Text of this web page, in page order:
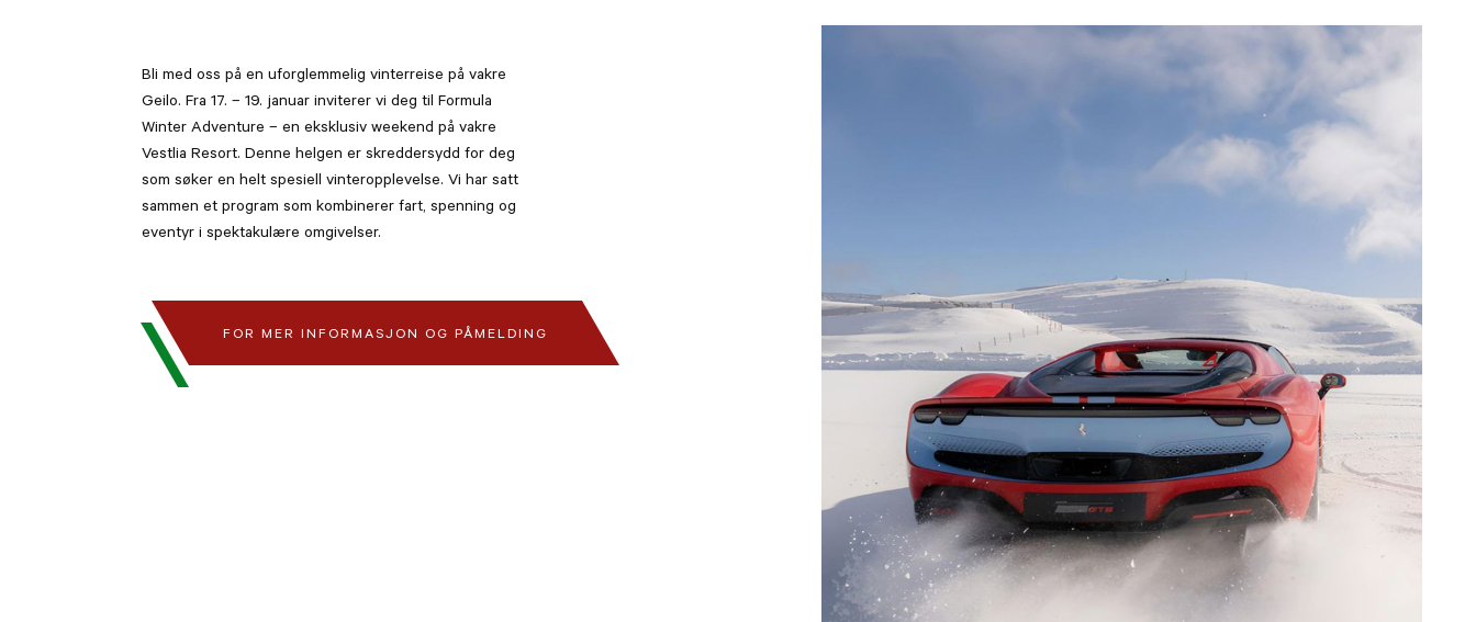
Bli med oss på en uforglemmelig vinterreise på vakre
Geilo. Fra 17. – 19. januar inviterer vi deg til Formula
Winter Adventure – en eksklusiv weekend på vakre
Vestlia Resort. Denne helgen er skreddersydd for deg
som søker en helt spesiell vinteropplevelse. Vi har satt
sammen et program som kombinerer fart, spenning og
eventyr i spektakulære omgivelser.
FOR MER INFORMASJON OG PÅMELDING